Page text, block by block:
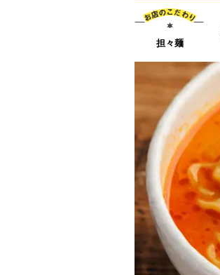
担々麺